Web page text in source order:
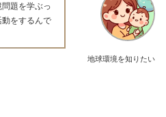
地球環境を知りたい
題を学ぶっ
をするんで